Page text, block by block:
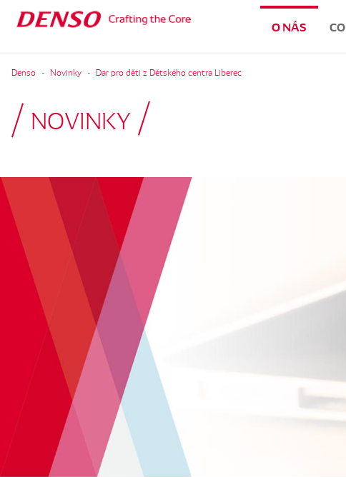
O NÁS
Denso Novinky Dar pro děti z Dětského centra Liberec
NOVINKY